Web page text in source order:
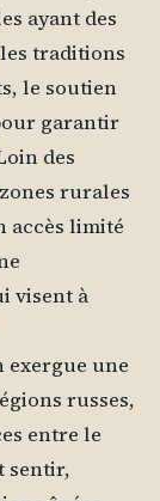
ayant des
traditions
le soutien
garantir
des
rurales
accès limité
visent à
exergue une
russes,
entre le
sentir,